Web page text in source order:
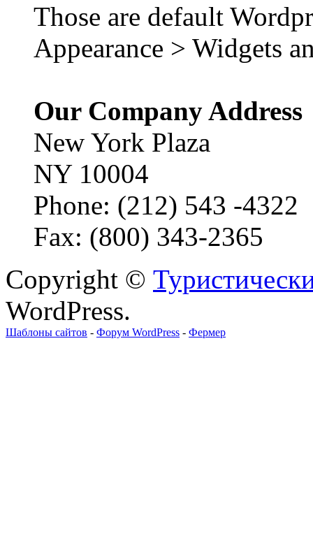
Those are default
Appearance > Widgets
Our Company Address
New York Plaza
NY 10004
Phone: (212) 543 -4322
Fax: (800) 343-2365
Copyright ©
WordPress.
Шаблоны сайтов - Форум WordPress - Фермер